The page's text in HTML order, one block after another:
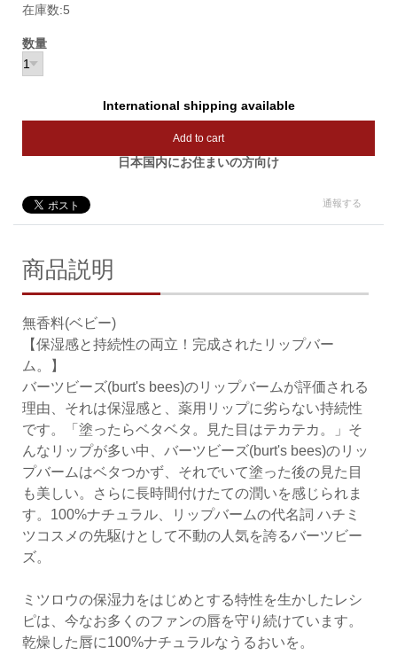
在庫数:5
数量
International shipping available
Add to cart
日本国内にお住まいの方向け
通報する
商品説明
無香料(ベビー)
【保湿感と持続性の両立！完成されたリップバー
ム。】
バーツビーズ(burt's bees)のリップバームが評価される
理由、それは保湿感と、薬用リップに劣らない持続性
です。「塗ったらベタベタ。見た目はテカテカ。」そ
んなリップが多い中、バーツビーズ(burt's bees)のリッ
プバームはベタつかず、それでいて塗った後の見た目
も美しい。さらに長時間付けたての潤いを感じられま
す。100%ナチュラル、リップバームの代名詞 ハチミ
ツコスメの先駆けとして不動の人気を誇るバーツビー
ズ。
ミツロウの保湿力をはじめとする特性を生かしたレシ
ピは、今なお多くのファンの唇を守り続けています。
乾燥した唇に100%ナチュラルなうるおいを。